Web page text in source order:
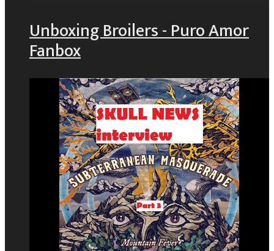
Unboxing Broilers - Puro Amor
Fanbox